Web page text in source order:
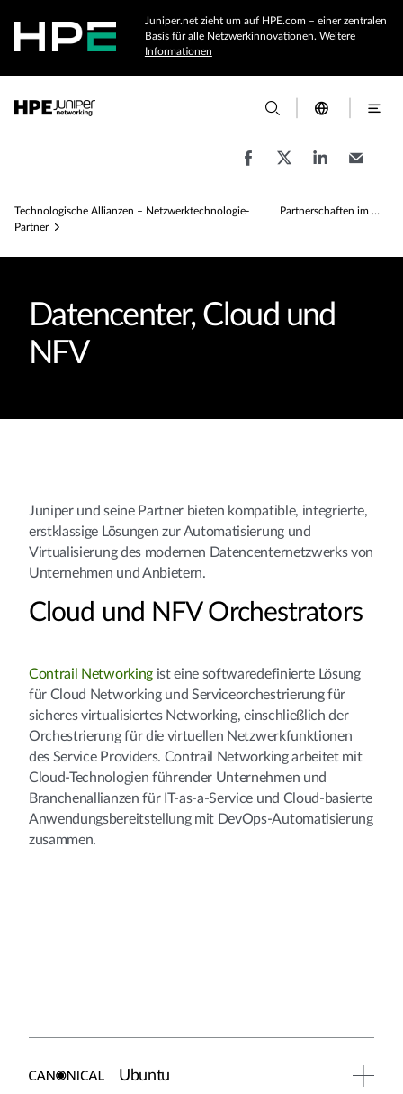
Juniper.net zieht um auf HPE.com – einer zentralen
Basis für alle Netzwerkinnovationen. Weitere
Informationen
Technologische Allianzen – Netzwerktechnologie-
Partner
Partnerschaften im Bereich Datencenter – Datencenter- Lösungen
Datencenter, Cloud und
NFV
Juniper und seine Partner bieten kompatible, integrierte,
erstklassige Lösungen zur Automatisierung und
Virtualisierung des modernen Datencenternetzwerks von
Unternehmen und Anbietern.
Cloud und NFV Orchestrators
Contrail Networking ist eine softwaredefinierte Lösung
für Cloud Networking und Serviceorchestrierung für
sicheres virtualisiertes Networking, einschließlich der
Orchestrierung für die virtuellen Netzwerkfunktionen
des Service Providers. Contrail Networking arbeitet mit
Cloud-Technologien führender Unternehmen und
Branchenallianzen für IT-as-a-Service und Cloud-basierte
Anwendungsbereitstellung mit DevOps-Automatisierung
zusammen.
Ubuntu